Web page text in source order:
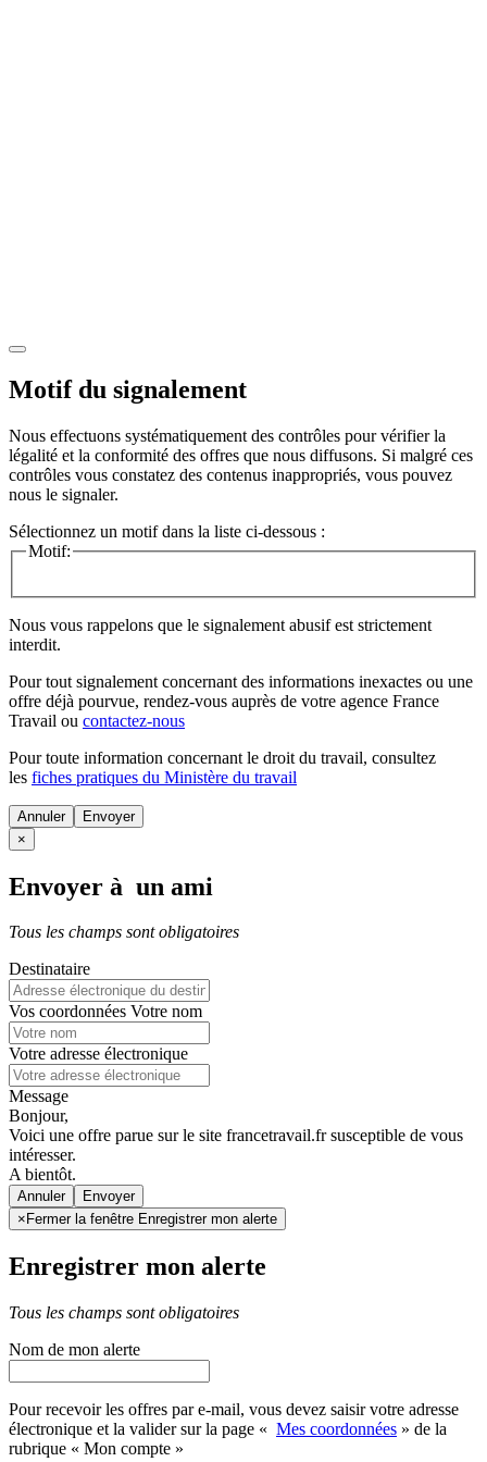
Motif du signalement
Nous effectuons systématiquement des contrôles pour vérifier la
légalité et la conformité des offres que nous diffusons. Si malgré ces
contrôles vous constatez des contenus inappropriés, vous pouvez
nous le signaler.
Sélectionnez un motif dans la liste ci-dessous :
Motif:
Nous vous rappelons que le signalement abusif est strictement
interdit.
Pour tout signalement concernant des informations inexactes ou une
offre déjà pourvue, rendez-vous auprès de votre agence France
Travail ou contactez-nous
Pour toute information concernant le droit du travail, consultez
les fiches pratiques du Ministère du travail
Annuler
×
Envoyer à un ami
Tous les champs sont obligatoires
Destinataire
Vos coordonnées Votre nom
Votre adresse électronique
Message
Bonjour,
Voici une offre parue sur le site francetravail.fr susceptible de vous
intéresser.
A bientôt.
Annuler
× Fermer la fenêtre Enregistrer mon alerte
Enregistrer mon alerte
Tous les champs sont obligatoires
Nom de mon alerte
Pour recevoir les offres par e-mail, vous devez saisir votre adresse
électronique et la valider sur la page « Mes coordonnées » de la
rubrique « Mon compte »